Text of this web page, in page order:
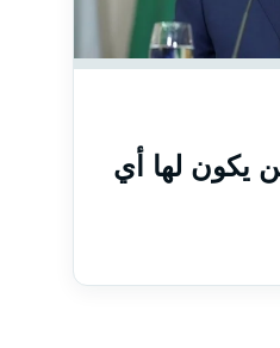
لها أي